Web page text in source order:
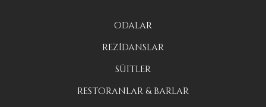
ODALAR
REZİDANSLAR
SÜİTLER
RESTORANLAR & BARLAR